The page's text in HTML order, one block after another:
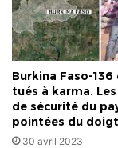
Burkina Faso-136
tués à karma.
de sécurité du
pointées du doigt
30 avril 2023